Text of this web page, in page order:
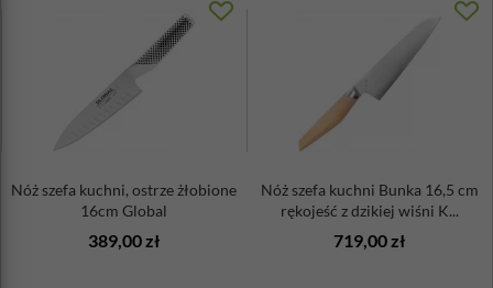
Nóż szefa kuchni, ostrze żłobione
16cm Global
389,00 zł
Nóż szefa kuchni Bunka 16,5 cm
rękojeść z dzikiej wiśni K...
719,00 zł